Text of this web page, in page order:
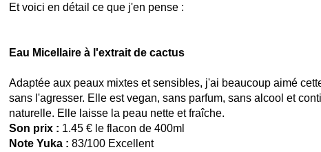
Et voici en détail ce que j'en pense :
Eau Micellaire à l'extrait de cactus
Adaptée aux peaux mixtes et sensibles, j'ai beaucoup aimé
sans l'agresser. Elle est vegan, sans parfum, sans alcool et
naturelle. Elle laisse la peau nette et fraîche.
Son prix : 1.45 € le flacon de 400ml
Note Yuka : 83/100 Excellent